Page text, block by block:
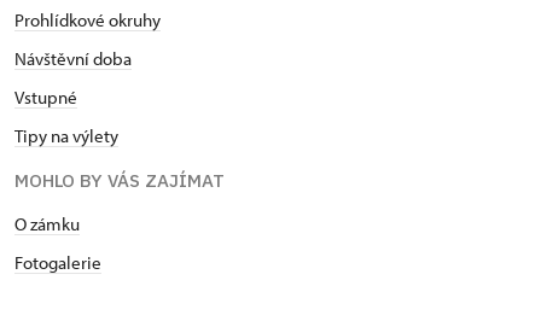
Prohlídkové okruhy
Návštěvní doba
Vstupné
Tipy na výlety
MOHLO BY VÁS ZAJÍMAT
O zámku
Fotogalerie